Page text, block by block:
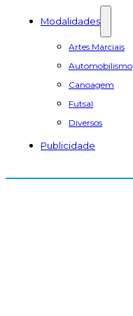
Modalidades
Artes Marciais
Automobilismo
Canoagem
Futsal
Diversos
Publicidade